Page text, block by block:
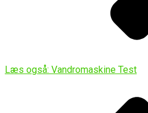
Læs også: Vandromaskine Test